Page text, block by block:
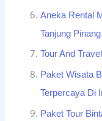
Aneka Rental
Tanjung
Tour And
Paket Wisata
Terpercaya Di
Paket Tour